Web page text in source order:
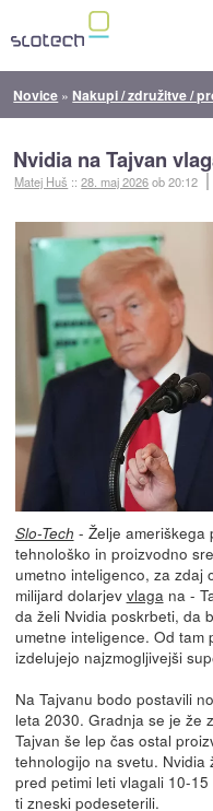
Novice » Nakupi / združitve /
Nvidia na Tajvan
Matej Huš ::28. maj 2026ob 20:12
Slo-Tech - Želje ameriškega
tehnološko in proizvodno
umetno inteligenco, za zdaj
milijard dolarjev vlaga na -
da želi Nvidia poskrbeti, da
umetne inteligence. Od tam
izdelujejo najzmogljivejši
Na Tajvanu bodo postavili
leta 2030. Gradnja se je že
Tajvan še lep čas ostal
tehnologijo na svetu. Nvidia
pred petimi leti vlagali 10-
ti zneski podeseterili.